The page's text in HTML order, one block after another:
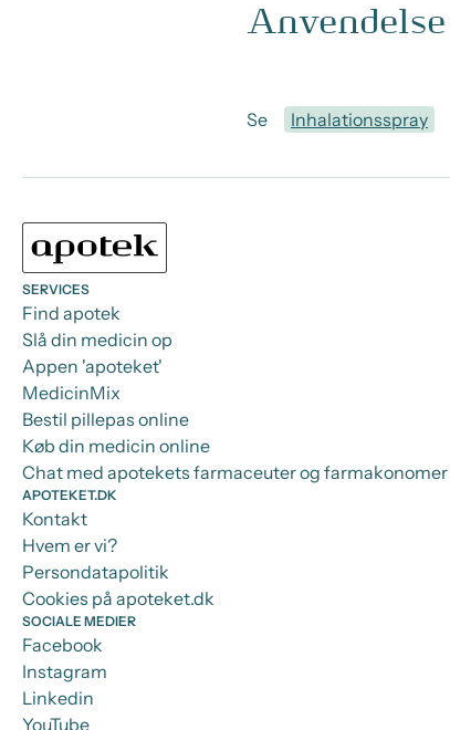
Anvendelse
Se Inhalationsspray
SERVICES
Find apotek
Slå din medicin op
Appen 'apoteket'
MedicinMix
Bestil pillepas online
Køb din medicin online
Chat med apotekets farmaceuter og farmakonomer
APOTEKET.DK
Kontakt
Hvem er vi?
Persondatapolitik
Cookies på apoteket.dk
SOCIALE MEDIER
Facebook
Instagram
Linkedin
YouTube